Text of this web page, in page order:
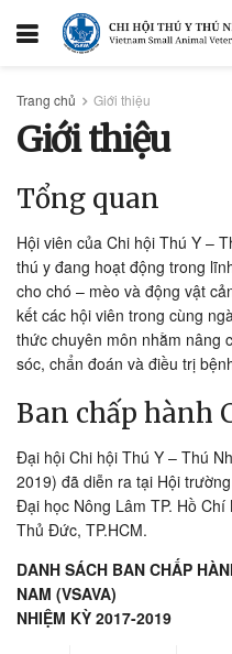
Trang chủ Giới thiệu
Giới thiệu
Tổng quan
Hội viên của Chi hội Thú Y –
thú y đang hoạt động trong
cho chó – mèo và động vật
kết các hội viên trong cùng
thức chuyên môn nhằm nâng
sóc, chẩn đoán và điều trị
Ban chấp hành
Đại hội Chi hội Thú Y – Thú
2019) đã diễn ra tại Hội
Đại học Nông Lâm TP. Hồ
Thủ Đức, TP.HCM.
DANH SÁCH BAN CHẤP
NAM (VSAVA)
NHIỆM KỲ 2017-2019